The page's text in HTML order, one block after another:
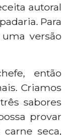
autoral
Para
versão
então
Criamos
sabores
provar
seca,